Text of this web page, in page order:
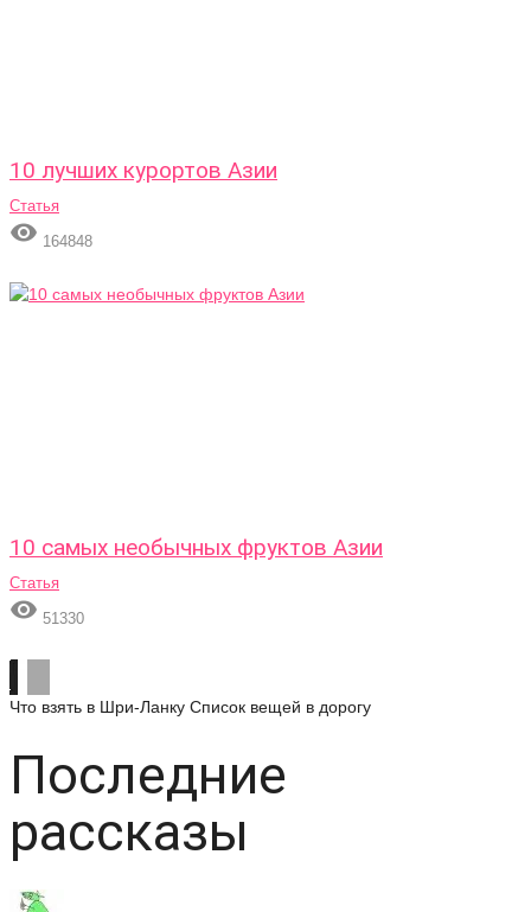
10 лучших курортов Азии
Статья
 164848
10 самых необычных фруктов Азии
Статья
 51330
Что взять в Шри-Ланку Список вещей в дорогу
Последние
рассказы